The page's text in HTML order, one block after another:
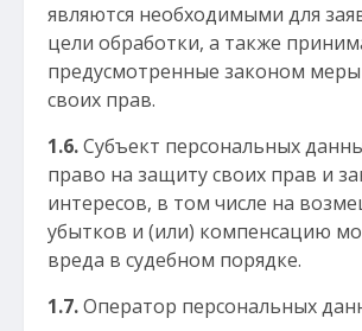
являются необходимыми для
цели обработки, а также
предусмотренные законом
своих прав.
1.6.Субъект персональных
право на защиту своих прав и
интересов, в том числе на
убытков и (или) компенсацию
вреда в судебном порядке.
1.7.Оператор персональных